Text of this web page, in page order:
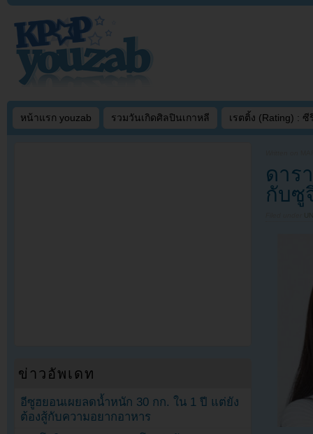
หน้าแรก youzab รวมวันเกิดศิลปินเกาหลี เรตติ้ง (Rating) : ซี
ดาร
กับซู
ข่าวอัพเดท
อีซูฮยอนเผยลดน้ำหนัก 30 กก. ใน 1 ปี แต่ยัง
ต้องสู้กับความอยากอาหาร